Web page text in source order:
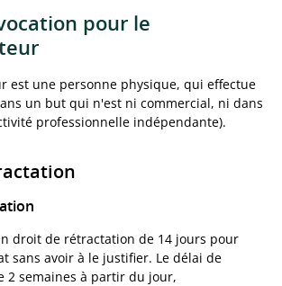
pour le
est une personne physique, qui effectue
un but qui n'est ni commercial, ni dans
professionnelle indépendante).
droit de rétractation de 14 jours pour
sans avoir à le justifier. Le délai de
2 semaines à partir du jour,